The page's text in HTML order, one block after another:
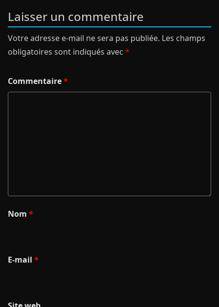
Laisser un commentaire
Votre adresse e-mail ne sera pas publiée. Les champs
obligatoires sont indiqués avec *
Commentaire*
Nom *
E-mail *